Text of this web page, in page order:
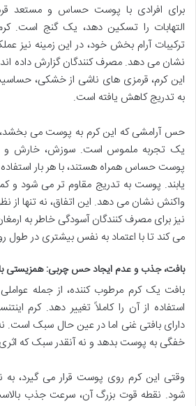
برای افرادی با پوست حساس و مستعد
التهابات را تسکین دهد، یک گنج است. کرم
ترکیبات آرام بخش خود، در این زمینه نیز
نشان می دهد. مصرف کنندگان گزارش داده
این کرم، قرمزی های ناشی از خشکی،
به تدریج کاهش یافته است.
حس آرامشی که این کرم به پوست می بخشد،
یک تجربه ملموس است. سوزش، خارش و
پوست حساس همراه هستند، با هر بار
یابند. پوست به تدریج مقاوم تر می شود و
واکنش نشان می دهد. این اتفاق، نه تنها از
نیز برای مصرف کنندگان آسودگی خاطر به
می کند تا با اعتماد به نفس بیشتری در طول
بافت، جذب و عدم ایجاد حس چربی: همزیستی
بافت یک کرم مرطوب کننده، از جمله
استفاده از آن را کاملاً تغییر دهد. کرم
دارای بافتی غنی اما در عین حال سبک است.
خفگی به پوست بدهد و نه آنقدر سبک که اثری
وقتی این کرم روی پوست قرار می گیرد،
شود. نقطه قوت بزرگ آن، سرعت جذب